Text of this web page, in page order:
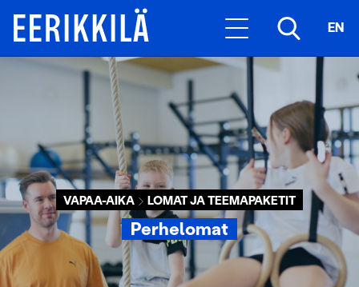
EN
VAPAA-AIKA LOMAT JA TEEMAPAKETIT
Perhelomat